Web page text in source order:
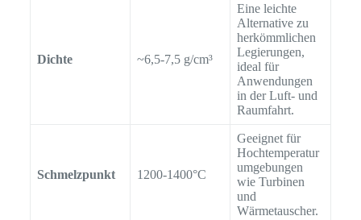
Dichte ~6,5-7,5 g/cm³
Eine leichte
Alternative zu
herkömmlichen
Legierungen,
ideal für
Anwendungen
in der Luft- und
Raumfahrt.
Schmelzpunkt 1200-1400°C
Geeignet für
Hochtemperatur
umgebungen
wie Turbinen
und
Wärmetauscher.